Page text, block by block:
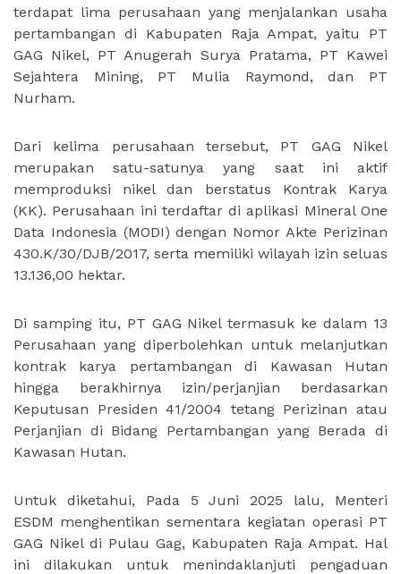
terdapat lima perusahaan yang menjalankan usaha
pertambangan di Kabupaten Raja Ampat, yaitu PT
GAG Nikel, PT Anugerah Surya Pratama, PT Kawei
Sejahtera Mining, PT Mulia Raymond, dan PT
Nurham.
Dari kelima perusahaan tersebut, PT GAG Nikel
merupakan satu-satunya yang saat ini aktif
memproduksi nikel dan berstatus Kontrak Karya
(KK). Perusahaan ini terdaftar di aplikasi Mineral One
Data Indonesia (MODI) dengan Nomor Akte Perizinan
430.K/30/DJB/2017, serta memiliki wilayah izin seluas
13.136,00 hektar.
Di samping itu, PT GAG Nikel termasuk ke dalam 13
Perusahaan yang diperbolehkan untuk melanjutkan
kontrak karya pertambangan di Kawasan Hutan
hingga berakhirnya izin/perjanjian berdasarkan
Keputusan Presiden 41/2004 tetang Perizinan atau
Perjanjian di Bidang Pertambangan yang Berada di
Kawasan Hutan.
Untuk diketahui, Pada 5 Juni 2025 lalu, Menteri
ESDM menghentikan sementara kegiatan operasi PT
GAG Nikel di Pulau Gag, Kabupaten Raja Ampat. Hal
ini dilakukan untuk menindaklanjuti pengaduan